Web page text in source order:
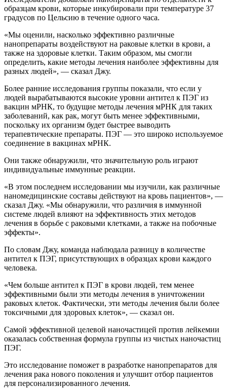
образцам крови, которые инкубировали при температуре 37
градусов по Цельсию в течение одного часа.
«Мы оценили, насколько эффективно различные
нанопрепараты воздействуют на раковые клетки в крови, а
также на здоровые клетки. Таким образом, мы смогли
определить, какие методы лечения наиболее эффективны для
разных людей», — сказал Джу.
Более ранние исследования группы показали, что если у
людей вырабатываются высокие уровни антител к ПЭГ из
вакцин мРНК, то будущие методы лечения мРНК для таких
заболеваний, как рак, могут быть менее эффективными,
поскольку их организм будет быстрее выводить
терапевтические препараты. ПЭГ — это широко используемое
соединение в вакцинах мРНК.
Они также обнаружили, что значительную роль играют
индивидуальные иммунные реакции.
«В этом последнем исследовании мы изучили, как различные
наномедицинские составы действуют на кровь пациентов», —
сказал Джу. «Мы обнаружили, что различия в иммунной
системе людей влияют на эффективность этих методов
лечения в борьбе с раковыми клетками, а также на побочные
эффекты».
По словам Джу, команда наблюдала разницу в количестве
антител к ПЭГ, присутствующих в образцах крови каждого
человека.
«Чем больше антител к ПЭГ в крови людей, тем менее
эффективными были эти методы лечения в уничтожении
раковых клеток. Фактически, эти методы лечения были более
токсичными для здоровых клеток», — сказал он.
Самой эффективной целевой наночастицей против лейкемии
оказалась собственная формула группы из чистых наночастиц
ПЭГ.
Это исследование поможет в разработке нанопрепаратов для
лечения рака нового поколения и улучшит отбор пациентов
для персонализированного лечения.